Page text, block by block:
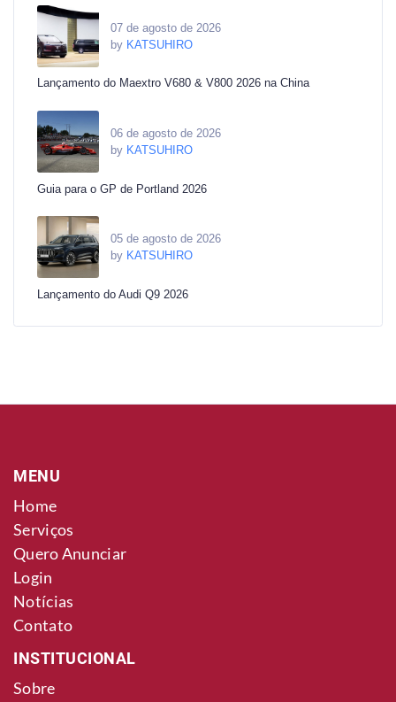
07 de agosto de 2026
by KATSUHIRO
Lançamento do Maextro V680 & V800 2026 na China
06 de agosto de 2026
by KATSUHIRO
Guia para o GP de Portland 2026
05 de agosto de 2026
by KATSUHIRO
Lançamento do Audi Q9 2026
MENU
Home
Serviços
Quero Anunciar
Login
Notícias
Contato
INSTITUCIONAL
Sobre